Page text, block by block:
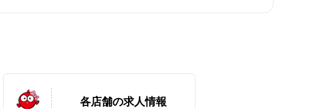
各店舗の求人情報